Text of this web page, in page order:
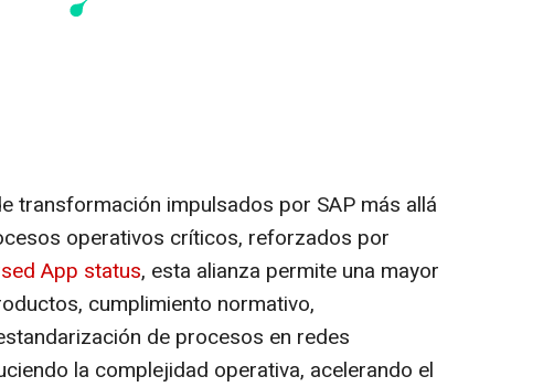
transformación impulsados por SAP más allá
operativos críticos, reforzados por
App status, esta alianza permite una mayor
cumplimiento normativo,
de procesos en redes
la complejidad operativa, acelerando el